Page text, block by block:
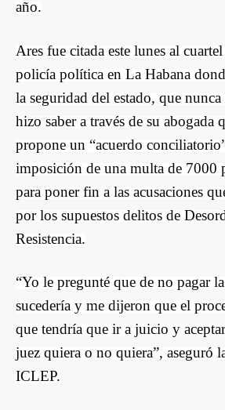
año.
Ares fue citada este lunes al
policía política en La Habana
la seguridad del estado, que
hizo saber a través de su abogada
propone un “acuerdo
imposición de una multa de 7000
para poner fin a las acusaciones
por los supuestos delitos de
Resistencia.
“Yo le pregunté que de no pagar
sucedería y me dijeron que el
que tendría que ir a juicio y
juez quiera o no quiera”, aseguró
ICLEP.